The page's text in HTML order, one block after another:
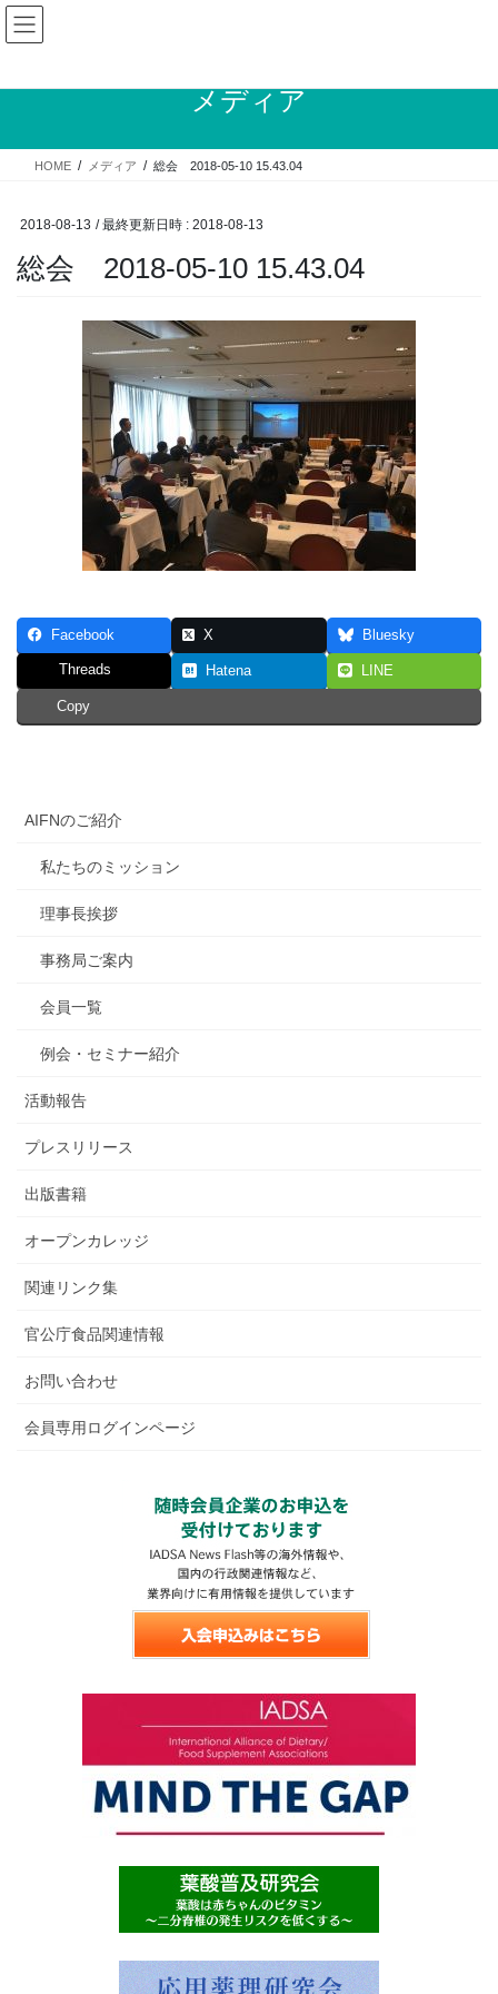
コ
ン
ス
ナ
ビ
ン
メディア
HOME メディア 総会 2018-05-10 15.43.04
2018-08-13 / 最終更新日時 : 2018-08-13
総会 2018-05-10 15.43.04
Facebook X Bluesky
Threads Hatena LINE
Copy
AIFNのご紹介
私たちのミッション
理事長挨拶
事務局ご案内
会員一覧
例会・セミナー紹介
活動報告
プレスリリース
出版書籍
オープンカレッジ
関連リンク集
官公庁食品関連情報
お問い合わせ
会員専用ログインページ